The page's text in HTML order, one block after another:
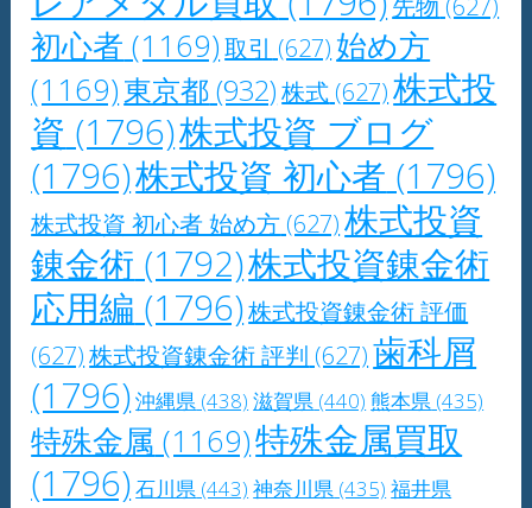
初心者 (1169)取引 (627) 始め方
(1169)東京都(932)株式 (627)株式投
資 (1796)株式投資 ブログ
(1796)株式投資 初心者 (1796)
株式投資 初心者 始め方 (627)株式投資
錬金術 (1792)株式投資錬金術
応用編 (1796)株式投資錬金術 評価
(627)株式投資錬金術 評判 (627)歯科屑
(1796)沖縄県 (438) 滋賀県 (440) 熊本県 (435)
特殊金属 (1169)特殊金属買取
(1796)石川県 (443) 神奈川県 (435) 福井県